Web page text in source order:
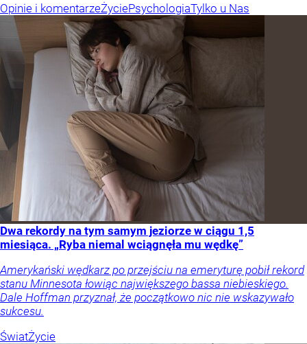
Opinie i komentarzeŻyciePsychologiaTylko u Nas
Dwa rekordy na tym samym jeziorze w ciągu 1,5
miesiąca. „Ryba niemal wciągnęła mu wędkę”
Amerykański wędkarz po przejściu na emeryturę pobił rekord
stanu Minnesota łowiąc największego bassa niebieskiego.
Dale Hoffman przyznał, że początkowo nic nie wskazywało
sukcesu.
ŚwiatŻycie